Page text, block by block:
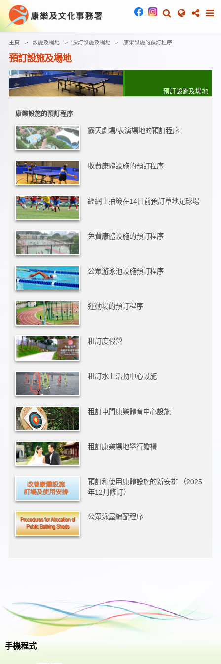
主頁 設施及場地 預訂設施及場地 康樂設施的預訂程序
預訂設施及場地
預訂設施及場地
康樂設施的預訂程序
露天劇場/表演場地的預訂程序
收費康體設施的預訂程序
經網上抽籤在14日前預訂草地足球場
免費康體設施的預訂程序
公眾游泳池設施預訂程序
運動場的預訂程序
租訂度假營
租訂水上活動中心設施
租訂屯門康樂體育中心設施
租訂康樂場地舉行婚禮
預訂和使用康體設施的新安排 （2025
年12月修訂）
公眾泳屋編配程序
手機程式